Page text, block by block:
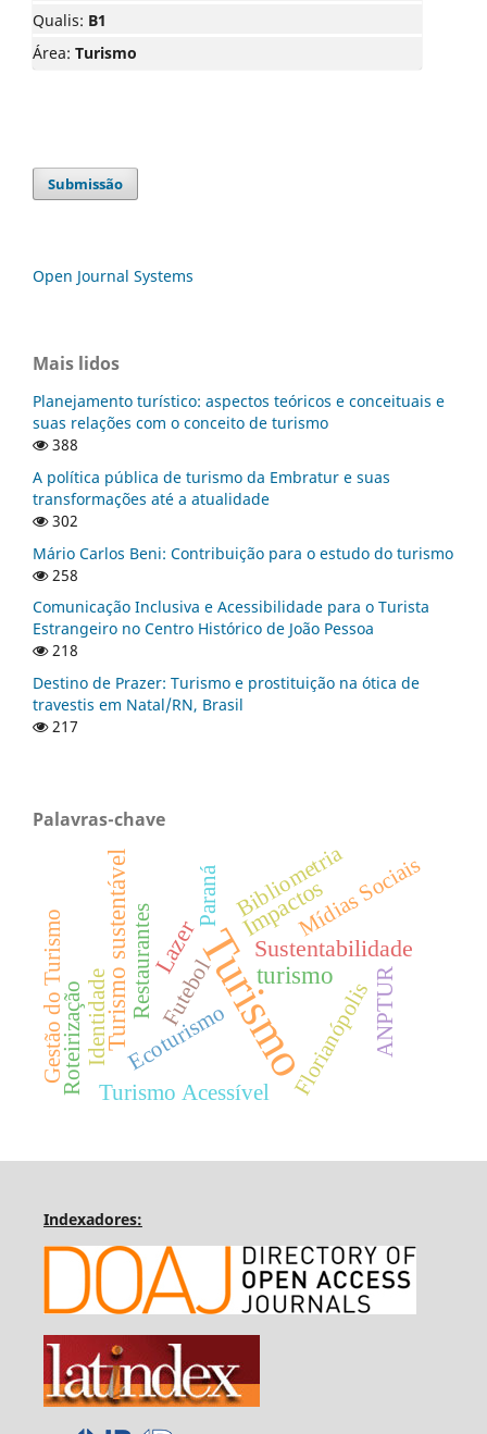
Qualis: B1
Área: Turismo
Submissão
Open Journal Systems
Mais lidos
Planejamento turístico: aspectos teóricos e conceituais e
suas relações com o conceito de turismo
388
A política pública de turismo da Embratur e suas
transformações até a atualidade
302
Mário Carlos Beni: Contribuição para o estudo do turismo
258
Comunicação Inclusiva e Acessibilidade para o Turista
Estrangeiro no Centro Histórico de João Pessoa
218
Destino de Prazer: Turismo e prostituição na ótica de
travestis em Natal/RN, Brasil
217
Palavras-chave
Turismo
Turismo sustentável turismo
Impactos
Lazer Sustentabilidade
Ecoturismo Florianópolis
Mídias Sociais
Turismo Acessível
Restaurantes
Paraná Bibliometria
Identidade Futebol ANPTUR
Roteirização
Gestão do Turismo
Indexadores: